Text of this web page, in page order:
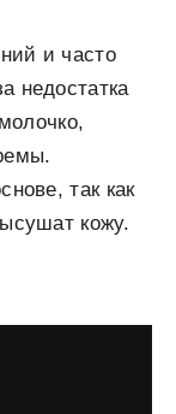
и часто
недостатка
так как
кожу.